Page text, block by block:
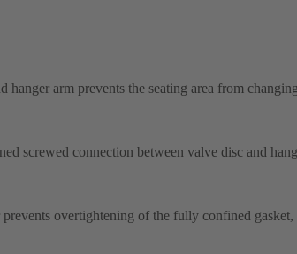
hanger arm prevents the seating area from
screwed connection between valve disc and
overtightening of the fully confined